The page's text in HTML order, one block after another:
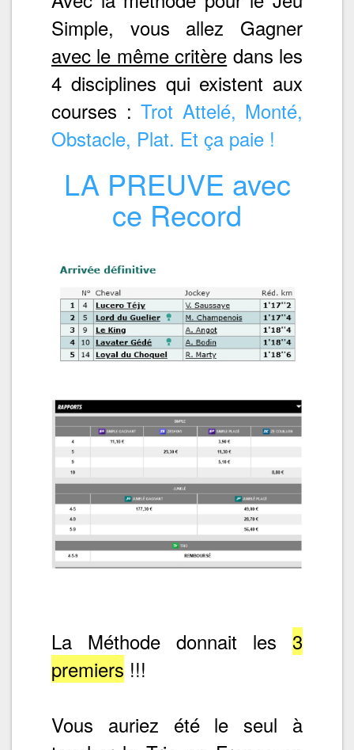
Simple, vous allez Gagner
avec le même critère dans les
4 disciplines qui existent aux
courses : Trot Attelé, Monté,
Obstacle, Plat. Et ça paie !
LA PREUVE avec
ce Record
La Méthode donnait les 3
premiers !!!
Vous auriez été le seul à